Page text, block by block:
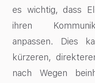
es wichtig, dass
ihren
anpassen. Dies
kürzeren,
nach Wegen